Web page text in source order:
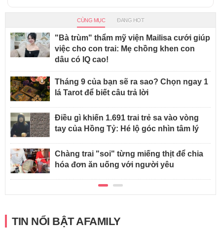
CÙNG MỤC ĐANG HOT
"Bà trùm" thẩm mỹ viện Mailisa cưới giúp
việc cho con trai: Mẹ chồng khen con
dâu có IQ cao!
Tháng 9 của bạn sẽ ra sao? Chọn ngay 1
lá Tarot để biết câu trả lời
Điều gì khiến 1.691 trai trẻ sa vào vòng
tay của Hồng Tỷ: Hé lộ góc nhìn tâm lý
Chàng trai "soi" từng miếng thịt để chia
hóa đơn ăn uống với người yêu
TIN NỔI BẬT AFAMILY